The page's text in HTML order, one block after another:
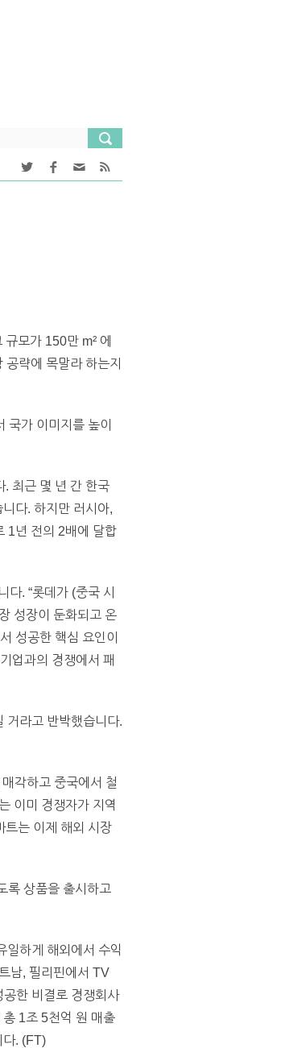
모가 150만 m² 에
략에 목말라 하는지
국가 이미지를 높이
. 최근 몇 년 간 한국
다. 하지만 러시아,
1년 전의 2배에 달합
. “롯데가 (중국 시
성장이 둔화되고 온
성공한 핵심 요인이
업과의 경쟁에서 패
거라고 반박했습니다.
각하고 중국에서 철
이미 경쟁자가 지역
트는 이제 해외 시장
록 상품을 출시하고
일하게 해외에서 수익
남, 필리핀에서 TV
한 비결로 경쟁회사
1조 5천억 원 매출
다. (FT)